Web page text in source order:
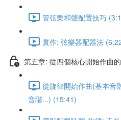
管弦樂和聲配置技巧
實作: 弦樂器配器法
第五章: 從四個核心開始作曲
從旋律開始作曲(基本音
音階...) (15:41)